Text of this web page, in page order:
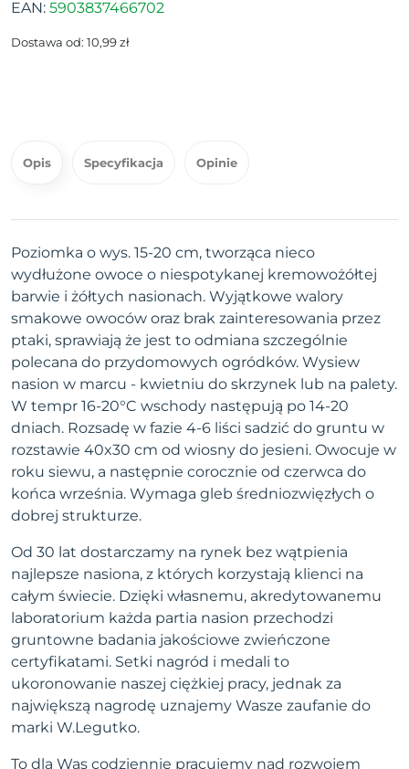
EAN: 5903837466702
Dostawa od: 10,99 zł
Opis Specyfikacja Opinie
Poziomka o wys. 15-20 cm, tworząca nieco
wydłużone owoce o niespotykanej kremowożółtej
barwie i żółtych nasionach. Wyjątkowe walory
smakowe owoców oraz brak zainteresowania przez
ptaki, sprawiają że jest to odmiana szczególnie
polecana do przydomowych ogródków. Wysiew
nasion w marcu - kwietniu do skrzynek lub na palety.
W tempr 16-20°C wschody następują po 14-20
dniach. Rozsadę w fazie 4-6 liści sadzić do gruntu w
rozstawie 40x30 cm od wiosny do jesieni. Owocuje w
roku siewu, a następnie corocznie od czerwca do
końca września. Wymaga gleb średniozwięzłych o
dobrej strukturze.
Od 30 lat dostarczamy na rynek bez wątpienia
najlepsze nasiona, z których korzystają klienci na
całym świecie. Dzięki własnemu, akredytowanemu
laboratorium każda partia nasion przechodzi
gruntowne badania jakościowe zwieńczone
certyfikatami. Setki nagród i medali to
ukoronowanie naszej ciężkiej pracy, jednak za
największą nagrodę uznajemy Wasze zaufanie do
marki W.Legutko.
To dla Was codziennie pracujemy nad rozwojem